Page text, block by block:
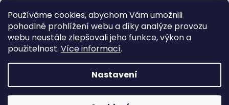
Používáme cookies, abychom Vám umožnili
pohodlné prohlížení webu a díky analýze provozu
webu neustále zlepšovali jeho funkce, výkon a
použitelnost. Více informací.
Nastavení
Přijímáme online platby
Vytvořil Shoptet